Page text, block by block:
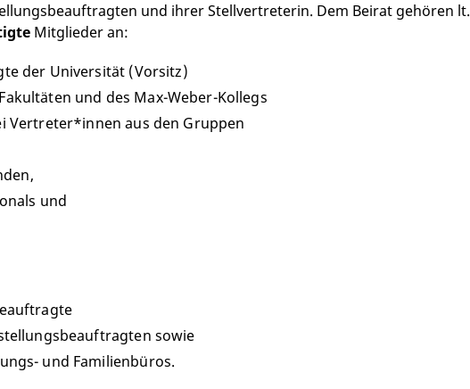
und ihrer Stellvertreterin. Dem Beirat gehören lt.
Mitglieder an:
der Universität (Vorsitz)
und des Max-Weber-Kollegs
Vertreter*innen aus den Gruppen
und
sowie
und Familienbüros.